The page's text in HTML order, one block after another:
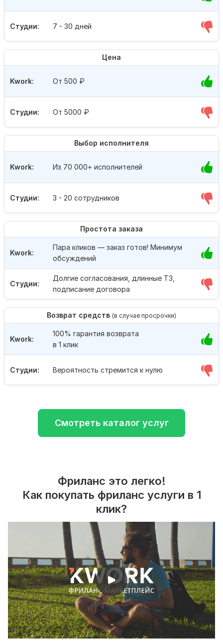
Студии: 7 - 30 дней
Цена
Студии: От 5000 ₽
Kwork: От 500 ₽
Выбор исполнителя
Студии: 3 - 20 сотрудников
Kwork: Из 70 000+ исполнителей
Простота заказа
Студии:
Долгие согласования, длинные ТЗ,
подписание договора
Kwork:
Пара кликов — заказ готов! Минимум
обсуждений
Возврат средств (в случае просрочки)
Студии: Вероятность стремится к нулю
Kwork:
100% гарантия возврата
в 1 клик
Смотреть каталог услуг
Фриланс это легко!
Как покупать фриланс услуги в 1
клик?